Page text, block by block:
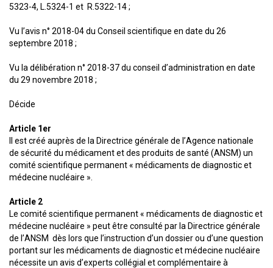
5323-4, L.5324-1 et R.5322-14 ;
Vu l’avis n° 2018-04 du Conseil scientifique en date du 26
septembre 2018 ;
Vu la délibération n° 2018-37 du conseil d’administration en date
du 29 novembre 2018 ;
Décide
Article 1er
Il est créé auprès de la Directrice générale de l’Agence nationale
de sécurité du médicament et des produits de santé (ANSM) un
comité scientifique permanent « médicaments de diagnostic et
médecine nucléaire ».
Article 2
Le comité scientifique permanent « médicaments de diagnostic et
médecine nucléaire » peut être consulté par la Directrice générale
de l’ANSM dès lors que l’instruction d’un dossier ou d’une question
portant sur les médicaments de diagnostic et médecine nucléaire
nécessite un avis d’experts collégial et complémentaire à